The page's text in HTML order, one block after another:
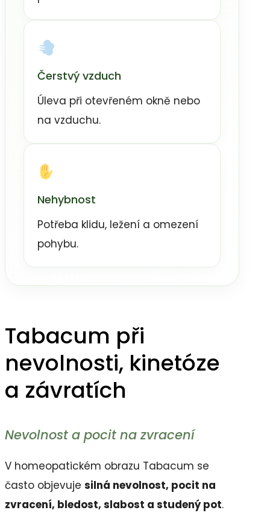
Čerstvý vzduch
Úleva při otevřeném okně nebo
na vzduchu.
Nehybnost
Potřeba klidu, ležení a omezení
pohybu.
Tabacum při
nevolnosti, kinetóze
a závratích
Nevolnost a pocit na zvracení
V homeopatickém obrazu Tabacum se
často objevuje silná nevolnost, pocit na
zvracení, bledost, slabost a studený pot.